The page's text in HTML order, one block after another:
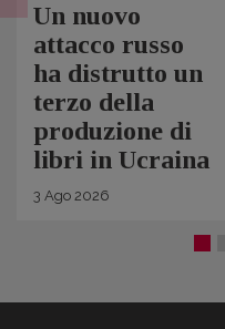
Un nuovo
attacco russo
ha distrutto un
terzo della
produzione di
libri in Ucraina
3 Ago 2026